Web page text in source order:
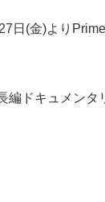
日(金)より
編ドキュメンタ